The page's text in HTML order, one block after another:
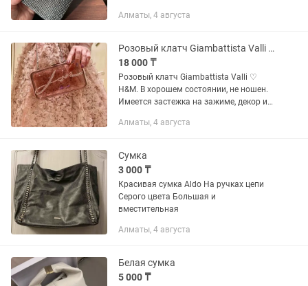
Цена 5000
Алматы, 4 августа
Розовый клатч Giambattista Valli ♡ H&M
18 000 ₸
Розовый клатч Giambattista Valli ♡
H&M. В хорошем состоянии, не ношен.
Имеется застежка на зажиме, декор из
ремешка-цепочки на плечо разной
Алматы, 4 августа
Сумка
3 000 ₸
Красивая сумка Aldo На ручках цепи
Серого цвета Большая и
вместительная
Алматы, 4 августа
Белая сумка
5 000 ₸